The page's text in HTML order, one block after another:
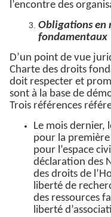
l’encontre des
Obligations en
fondamentaux
D’un point de vue
Charte des droits
doit respecter et
sont à la base de
Trois références
Le mois dernier,
pour la première
pour l’espace
déclaration des
des droits de
liberté de
des ressources
liberté